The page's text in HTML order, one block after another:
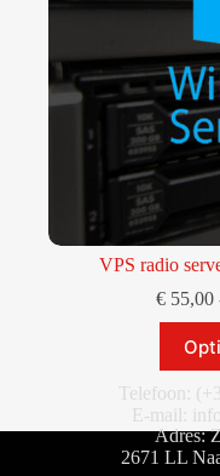
VPS radio
€55,00
Telefoon:
E-mail:
Adres:
2671 LL